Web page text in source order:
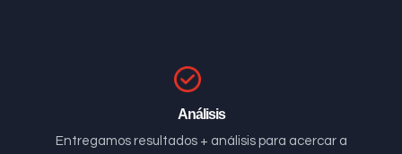
Análisis
Entregamos resultados + análisis para acercar a